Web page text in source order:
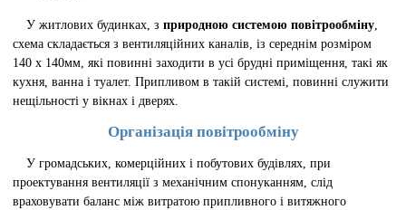
У житлових будинках, з природною системою повітрообміну,
схема складається з вентиляційних каналів, із середнім розміром
140 х 140мм, які повинні заходити в усі брудні приміщення, такі як
кухня, ванна і туалет. Припливом в такій системі, повинні служити
нещільності у вікнах і дверях.
Організація повітрообміну
У громадських, комерційних і побутових будівлях, при
проектування вентиляції з механічним спонуканням, слід
враховувати баланс між витратою припливного і витяжного